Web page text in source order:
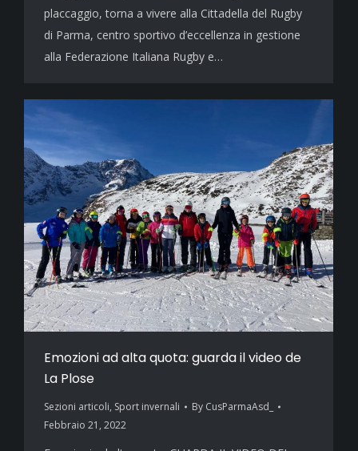
placcaggio, torna a vivere alla Cittadella del Rugby
di Parma, centro sportivo d’eccellenza in gestione
alla Federazione Italiana Rugby e…
Emozioni ad alta quota: guarda il video de
La Plose
Sezioni articoli, Sport invernali By CusParmaAsd_
Febbraio 21, 2022